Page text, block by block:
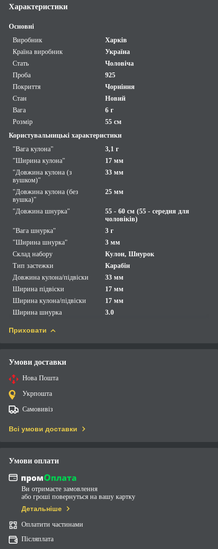
Характеристики
Основні
Виробник
Харків
Країна виробник
Україна
Стать
Чоловіча
Проба
925
Покриття
Чорніння
Стан
Новий
Вага
6 г
Розмір
55 см
Користувальницькі характеристики
"Вага кулона"
3,1 г
"Ширина кулона"
17 мм
"Довжина кулона (з
вушком)"
33 мм
"Довжина кулона (без
вушка)"
25 мм
"Довжина шнурка"
55 - 60 см (55 - середня для
чоловіків)
"Вага шнурка"
3 г
"Ширина шнурка"
3 мм
Склад набору
Кулон, Шнурок
Тип застежки
Карабін
Довжина кулона/підвіски
33 мм
Ширина підвіски
17 мм
Ширина кулона/підвіски
17 мм
Ширина шнурка
3.0
Приховати
Умови доставки
Нова Пошта
Укрпошта
Самовивіз
Всі умови доставки
Умови оплати
Ви отримаєте замовлення
або гроші повернуться на вашу картку
Детальніше
Оплатити частинами
Післяплата